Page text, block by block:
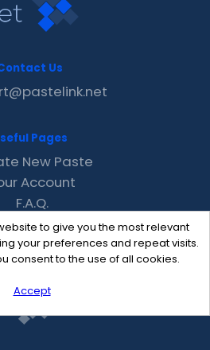
to give you the most relevant
your preferences and repeat visits.
consent to the use of all cookies.
Accept
Us
Pages
New Paste
Account
F.A.Q.
Recent
Contact